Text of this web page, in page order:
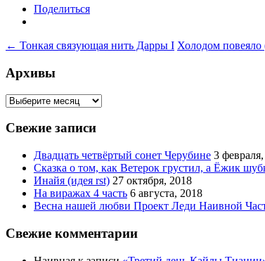
Поделиться
Навигация
по
записям
← Тонкая связующая нить Дарры I Холодом повеяло
Архивы
Архивы
Свежие записи
Двадцать четвёртый сонет Черубине 3
Сказка о том, как Ветерок грустил, а Ёжик
Инайя (идея rst) 27 октября, 2018
На виражах 4 часть 6 августа, 2018
Весна нашей любви Проект Леди Наивной
Свежие комментарии